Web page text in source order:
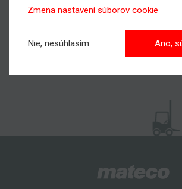
Zmena nastavení súborov cookie
Nie, nesúhlasím Ano,